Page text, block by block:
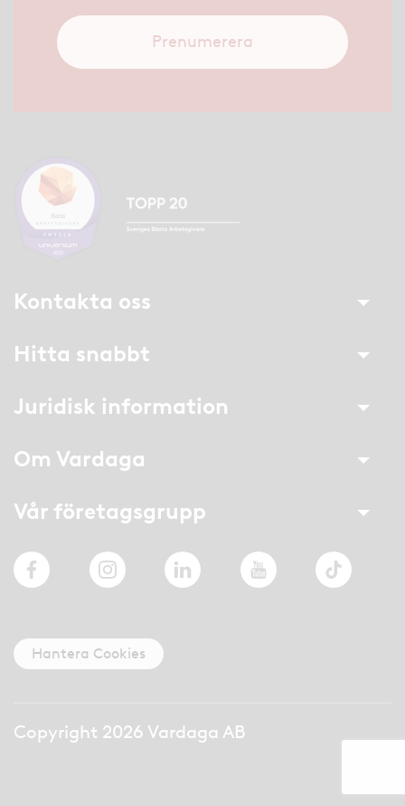
Prenumerera
Kontakta oss
Hitta snabbt
Juridisk information
Om Vardaga
Vår företagsgrupp
FacebookInstagramLinkedIn YouTube TikTok
Hantera Cookies
Copyright 2026 Vardaga AB